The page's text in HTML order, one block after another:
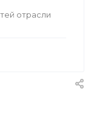
отрасли